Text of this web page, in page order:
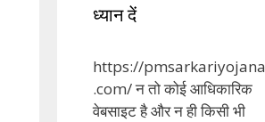
ध्यान दें
https://pmsarkariyojana
.com/ न तो कोई आधिकारिक
वेबसाइट है और न ही किसी भी